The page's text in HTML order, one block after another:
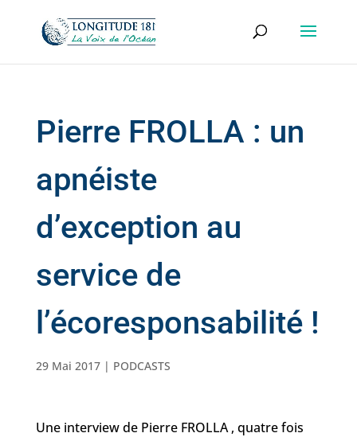
Pierre FROLLA : un
apnéiste
d’exception au
service de
l’écoresponsabilité !
29 Mai 2017| PODCASTS
Une interview de Pierre FROLLA , quatre fois